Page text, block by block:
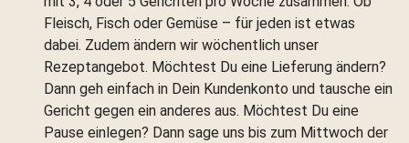
Fleisch, Fisch oder Gemüse – für jeden ist etwas
dabei. Zudem ändern wir wöchentlich unser
Rezeptangebot. Möchtest Du eine Lieferung ändern?
Dann geh einfach in Dein Kundenkonto und tausche ein
Gericht gegen ein anderes aus. Möchtest Du eine
Pause einlegen? Dann sage uns bis zum Mittwoch der